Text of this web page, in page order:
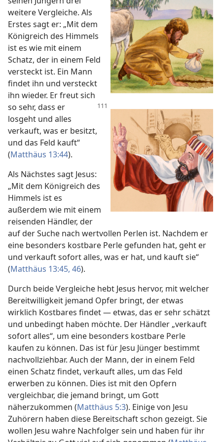
weitere Vergleiche. Als
Erstes sagt er: „Mit dem
Königreich des Himmels
ist es wie mit einem
Schatz, der in einem Feld
versteckt ist. Ein Mann
findet ihn und versteckt
ihn wieder. Er freut sich
so sehr, dass er
losgeht und alles
verkauft, was er besitzt,
und das Feld kauft“
(Matthäus 13:44).
Als Nächstes sagt Jesus:
„Mit dem Königreich des
Himmels ist es
außerdem wie mit einem
reisenden Händler, der
auf der Suche nach wertvollen Perlen ist. Nachdem er
eine besonders kostbare Perle gefunden hat, geht er
und verkauft sofort alles, was er hat, und kauft sie“
(Matthäus 13:45, 46).
Durch beide Vergleiche hebt Jesus hervor, mit welcher
Bereitwilligkeit jemand Opfer bringt, der etwas
wirklich Kostbares findet — etwas, das er sehr schätzt
und unbedingt haben möchte. Der Händler „verkauft
sofort alles“, um eine besonders kostbare Perle
kaufen zu können. Das ist für Jesu Jünger bestimmt
nachvollziehbar. Auch der Mann, der in einem Feld
einen Schatz findet, verkauft alles, um das Feld
erwerben zu können. Dies ist mit den Opfern
vergleichbar, die jemand bringt, um Gott
näherzukommen (Matthäus 5:3). Einige von Jesu
Zuhörern haben diese Bereitschaft schon gezeigt. Sie
wollen Jesu wahre Nachfolger sein und haben für ihr